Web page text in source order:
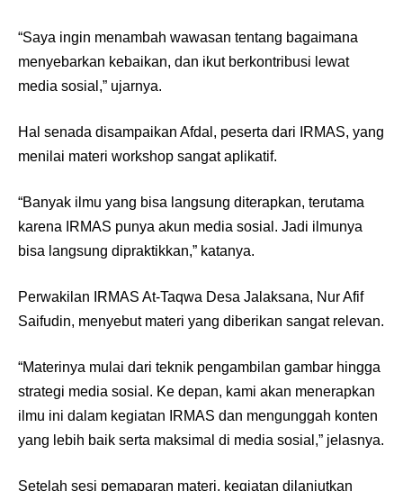
“Saya ingin menambah wawasan tentang bagaimana
menyebarkan kebaikan, dan ikut berkontribusi lewat
media sosial,” ujarnya.
Hal senada disampaikan Afdal, peserta dari IRMAS, yang
menilai materi workshop sangat aplikatif.
“Banyak ilmu yang bisa langsung diterapkan, terutama
karena IRMAS punya akun media sosial. Jadi ilmunya
bisa langsung dipraktikkan,” katanya.
Perwakilan IRMAS At-Taqwa Desa Jalaksana, Nur Afif
Saifudin, menyebut materi yang diberikan sangat relevan.
“Materinya mulai dari teknik pengambilan gambar hingga
strategi media sosial. Ke depan, kami akan menerapkan
ilmu ini dalam kegiatan IRMAS dan mengunggah konten
yang lebih baik serta maksimal di media sosial,” jelasnya.
Setelah sesi pemaparan materi, kegiatan dilanjutkan